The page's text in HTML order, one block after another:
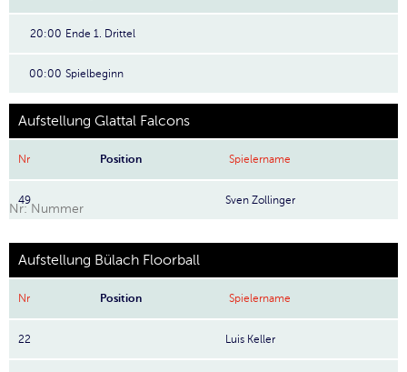
20:00 Ende 1. Drittel
00:00 Spielbeginn
Aufstellung Glattal Falcons
Nr Position Spielername
49 Sven Zollinger
Nr: Nummer
Aufstellung Bülach Floorball
Nr Position Spielername
22 Luis Keller